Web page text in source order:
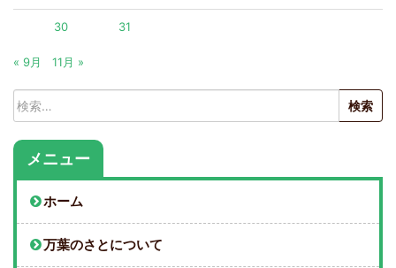
30 31
« 9月 11月 »
検
索:
メニュー
ホーム
万葉のさとについて